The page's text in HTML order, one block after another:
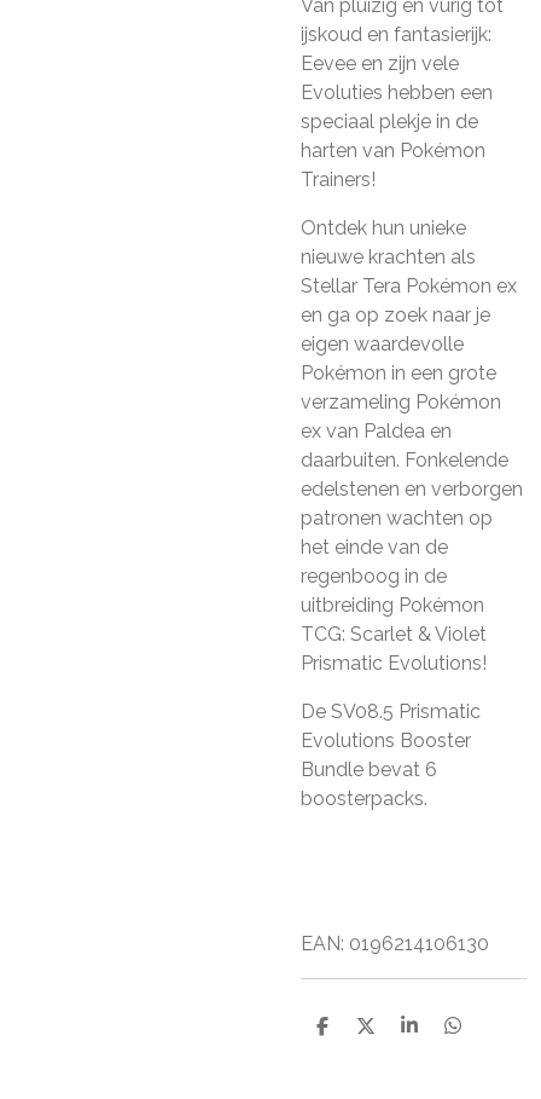
Van pluizig en vurig tot
ijskoud en fantasierijk:
Eevee en zijn vele
Evoluties hebben een
speciaal plekje in de
harten van Pokémon
Trainers!
Ontdek hun unieke
nieuwe krachten als
Stellar Tera Pokémon ex
en ga op zoek naar je
eigen waardevolle
Pokémon in een grote
verzameling Pokémon
ex van Paldea en
daarbuiten. Fonkelende
edelstenen en verborgen
patronen wachten op
het einde van de
regenboog in de
uitbreiding Pokémon
TCG: Scarlet & Violet
Prismatic Evolutions!
De SV08.5 Prismatic
Evolutions Booster
Bundle bevat 6
boosterpacks.
EAN: 0196214106130
D
D
S
D